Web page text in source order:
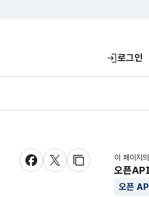
로그인
새창 열림새창 열림새창 열림
이 페이지
오픈
오픈